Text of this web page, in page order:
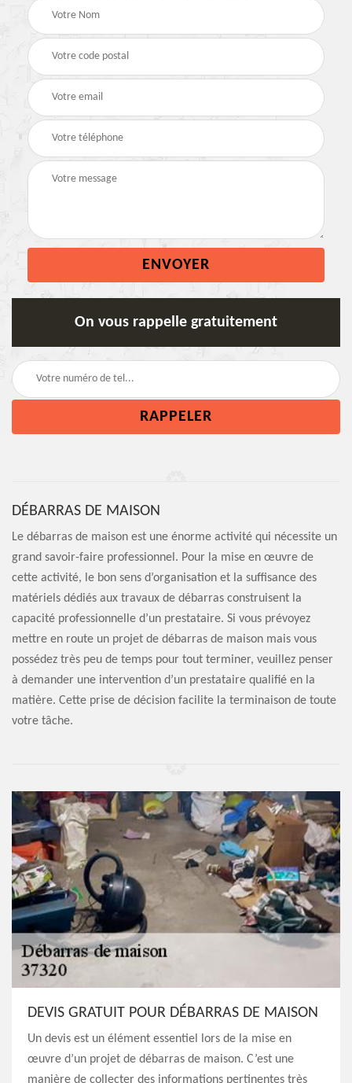
On vous rappelle gratuitement
DÉBARRAS DE MAISON
Le débarras de maison est une énorme activité qui nécessite un
grand savoir-faire professionnel. Pour la mise en œuvre de
cette activité, le bon sens d’organisation et la suffisance des
matériels dédiés aux travaux de débarras construisent la
capacité professionnelle d’un prestataire. Si vous prévoyez
mettre en route un projet de débarras de maison mais vous
possédez très peu de temps pour tout terminer, veuillez penser
à demander une intervention d’un prestataire qualifié en la
matière. Cette prise de décision facilite la terminaison de toute
votre tâche.
DEVIS GRATUIT POUR DÉBARRAS DE MAISON
Un devis est un élément essentiel lors de la mise en
œuvre d’un projet de débarras de maison. C’est une
manière de collecter des informations pertinentes très